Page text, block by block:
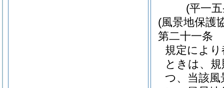
(平一
(風景地保護
第二十一条
規定によ
ときは、
つ、当該